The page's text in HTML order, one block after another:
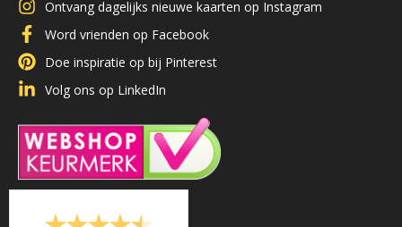
Ontvang dagelijks nieuwe kaarten op Instagram
Word vrienden op Facebook
Doe inspiratie op bij Pinterest
Volg ons op LinkedIn